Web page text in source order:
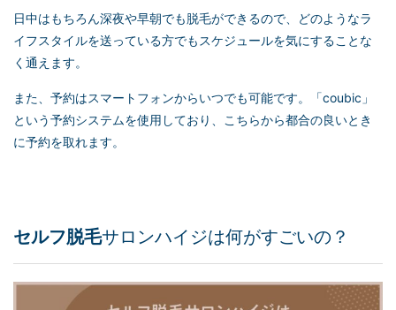
日中はもちろん深夜や早朝でも脱毛ができるので、どのようなラ
イフスタイルを送っている方でもスケジュールを気にすることな
く通えます。
また、予約はスマートフォンからいつでも可能です。「coubic」
という予約システムを使用しており、こちらから都合の良いとき
に予約を取れます。
セルフ脱毛サロンハイジは何がすごいの？